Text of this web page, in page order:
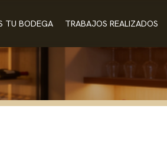
TU BODEGA TRABAJOS REALIZADOS